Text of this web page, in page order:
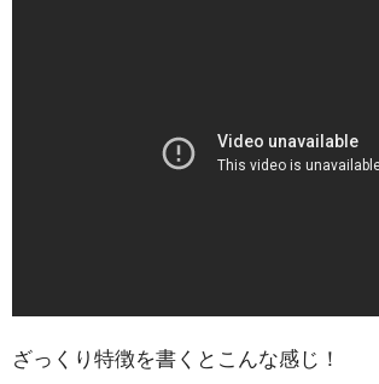
ざっくり特徴を書くとこんな感じ！